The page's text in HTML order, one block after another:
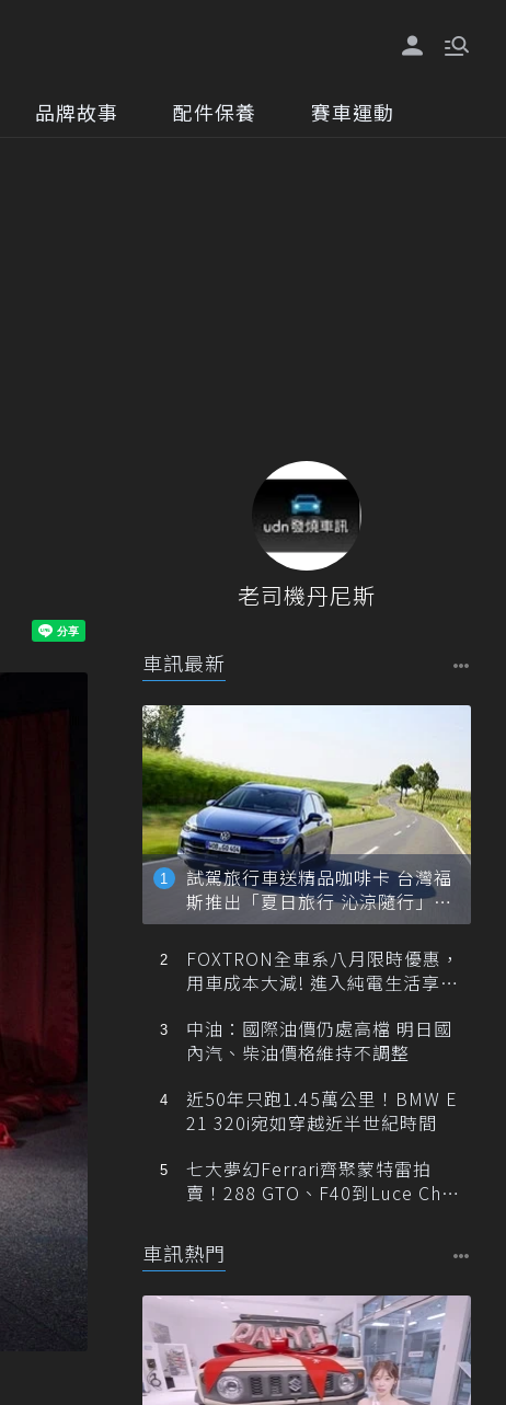
品牌故事 配件保養 賽車運動
老司機丹尼斯
車訊最新
試駕旅行車送精品咖啡卡 台灣福
斯推出「夏日旅行 沁涼隨行」活
動
FOXTRON全車系八月限時優惠，
用車成本大減! 進入純電生活享
中油：國際油價仍處高檔 明日國
內汽、柴油價格維持不調整
近50年只跑1.45萬公里！BMW E
21 320i宛如穿越近半世紀時間
七大夢幻Ferrari齊聚蒙特雷拍
賣！288 GTO、F40到Luce Cha
車訊熱門